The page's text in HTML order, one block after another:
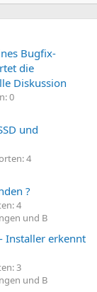
Bugfix-
die
Diskussion
0
und
4
?
4
und B
Installer erkennt
3
und B